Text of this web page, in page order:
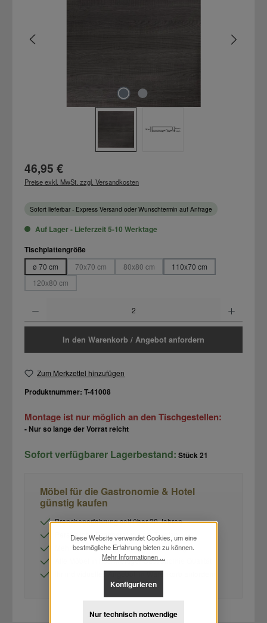
Regulärer Preis:
46,95 €
Preise exkl. MwSt. zzgl. Versandkosten
Sofort lieferbar - Express Versand oder Wunschtermin auf Anfrage
Auf Lager - Lieferzeit 5-10 Werktage
Tischplattengrößeauswählen
ø 70 cm 70x70 cm(Diese Option ist zurzeit nicht verfügbar.)
80x80 cm(Diese Option ist zurzeit nicht verfügbar.)
110x70 cm
120x80 cm(Diese Option ist zurzeit nicht verfügbar.)
In den Warenkorb / Angebot anfordern
Zum Merkzettel hinzufügen
Produktnummer: T-41008
Montage ist nur möglich an den Tischgestellen:
- Nur so lange der Vorrat reicht
Sofort verfügbarer Lagerbestand: Stück21
Möbel für die Gastronomie & Hotel
günstig kaufen
Branchenerfahrung seit über 30 Jahren
Persönliche Fachberatung am Telefon
Mehr als 150.000 Möbel lagernd vorrätig
Alle Möbel in hochwertiger Gastronomie Qualität
Ihr individuelles Angebot im Warenkorb anfordern
Diese Website verwendet Cookies, um eine
bestmögliche Erfahrung bieten zu können.
Mehr Informationen ...
Nur technisch notwendige
Konfigurieren